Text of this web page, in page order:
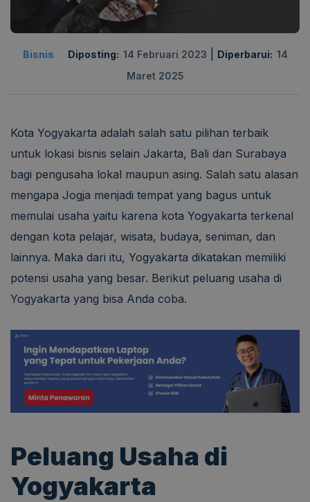
Bisnis Diposting: 14 Februari 2023 Diperbarui: 14
Maret 2025
Kota Yogyakarta adalah salah satu pilihan terbaik
untuk lokasi bisnis selain Jakarta, Bali dan Surabaya
bagi pengusaha lokal maupun asing. Salah satu alasan
mengapa Jogja menjadi tempat yang bagus untuk
memulai usaha yaitu karena kota Yogyakarta terkenal
dengan kota pelajar, wisata, budaya, seniman, dan
lainnya. Maka dari itu, Yogyakarta dikatakan memiliki
potensi usaha yang besar. Berikut peluang usaha di
Yogyakarta yang bisa Anda coba.
Peluang Usaha di
Yogyakarta